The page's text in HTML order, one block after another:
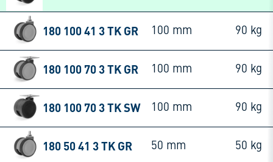
180 100 41 3 TK GR 100 mm 90 kg
180 100 70 3 TK GR 100 mm 90 kg
180 100 70 3 TK SW 100 mm 90 kg
180 50 41 3 TK GR 50 mm 50 kg